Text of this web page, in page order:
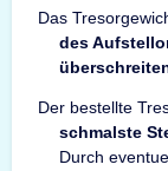
Das
des
Der bestellte
schmalste
Durch